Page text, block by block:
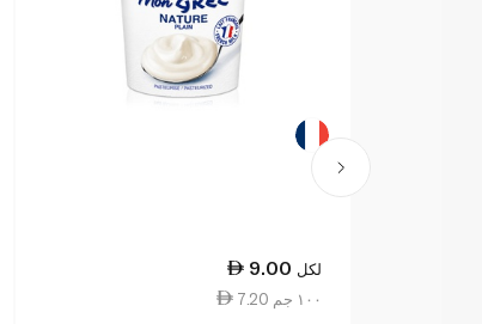
9.00 لكل
7.20 ١٠٠ جم